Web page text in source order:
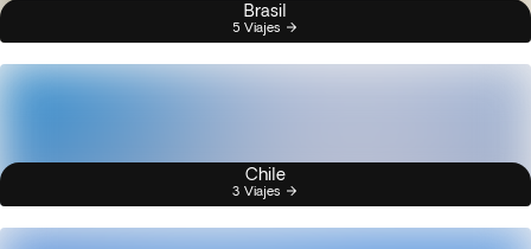
Brasil
5 Viajes
Chile
3 Viajes